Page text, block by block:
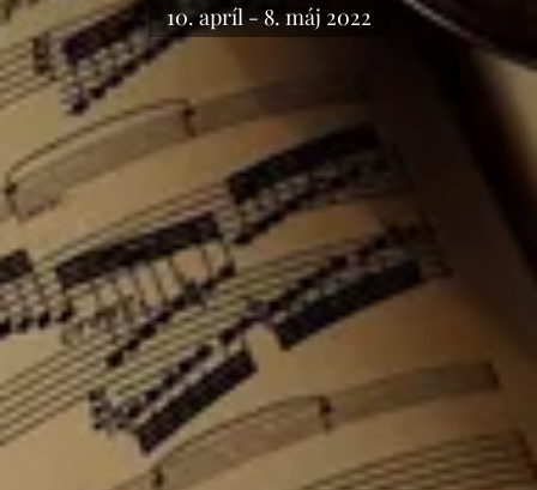
10. apríl - 8. máj 2022